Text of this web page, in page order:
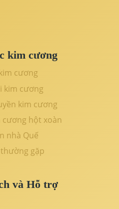
kim cương
cương
kim cương
kim cương
cương hột xoàn
nhà Quế
gặp
và Hỗ trợ